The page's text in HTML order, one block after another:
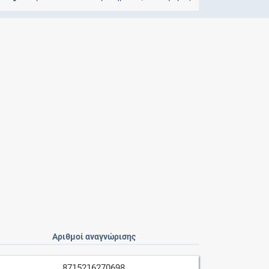
Αριθμοί αναγνώρισης